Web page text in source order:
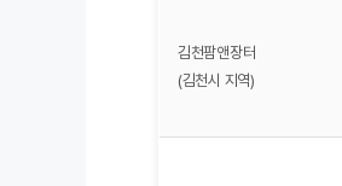
김천팜앤장터
(김천시 지역)